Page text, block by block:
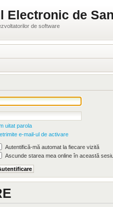
Electronic de
de software
uitat parola
e-mail-ul de activare
Autentifică-mă automat la fiecare vizită
Ascunde starea mea online în această